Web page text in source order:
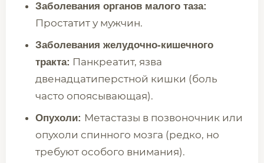
Заболевания органов малого таза:
Простатит у мужчин.
Заболевания желудочно-кишечного
тракта: Панкреатит, язва
двенадцатиперстной кишки (боль
часто опоясывающая).
Опухоли: Метастазы в позвоночник или
опухоли спинного мозга (редко, но
требуют особого внимания).